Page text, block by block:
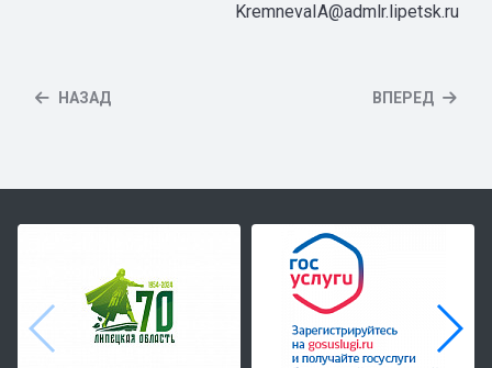
KremnevaIA@admlr.lipetsk.ru
НАЗАД ВПЕРЕД